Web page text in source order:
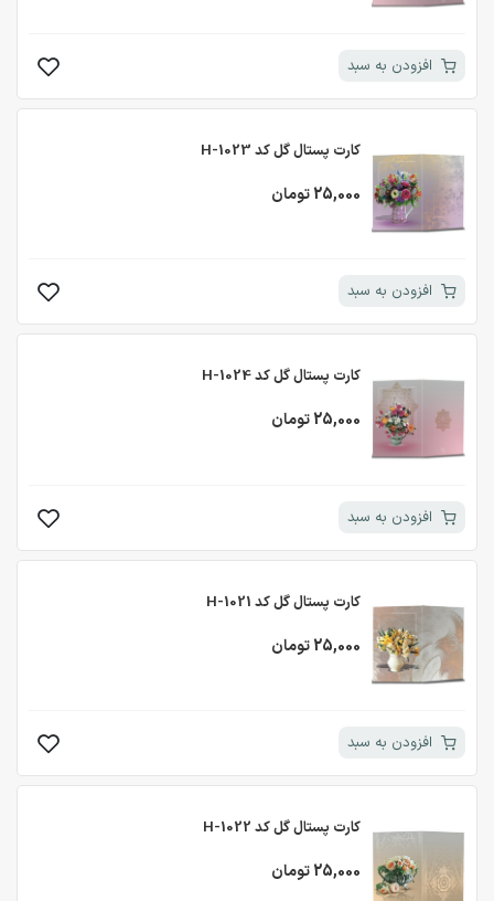
افزودن به سبد
کارت پستال گل کد H-1023
25,000 تومان
افزودن به سبد
کارت پستال گل کد H-1024
25,000 تومان
افزودن به سبد
کارت پستال گل کد H-1021
25,000 تومان
افزودن به سبد
کارت پستال گل کد H-1022
25,000 تومان